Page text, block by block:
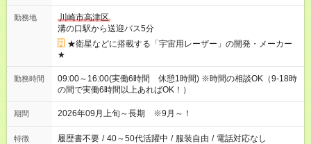
勤務地
川崎市高津区
溝の口駅から送迎バス5分
★衛星などに搭載する「宇宙用レーザー」の開発・メーカー
★
勤務時間
09:00～16:00(実働6時間 休憩1時間) ※時間の相談OK（9-18時
の間で実働6時間以上あればOK！）
期間 2026年09月上旬～長期 ※9月～！
特徴 履歴書不要 / 40～50代活躍中 / 服装自由 / 電話対応なし